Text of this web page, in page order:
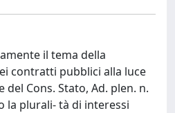
il tema della
contratti pubblici alla luce
Cons. Stato, Ad. plen. n.
la plurali- tà di interessi